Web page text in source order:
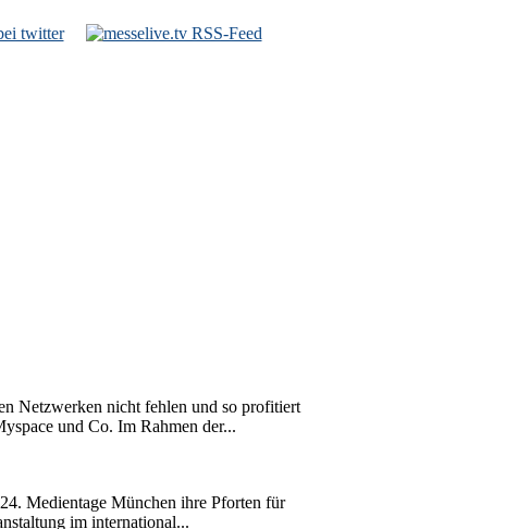
Netzwerken nicht fehlen und so profitiert
und Co. Im Rahmen der...
Medientage München ihre Pforten für
im international...